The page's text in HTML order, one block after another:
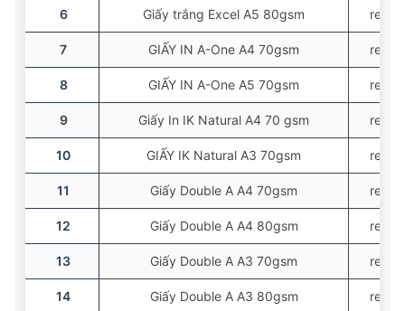
6 Giấy trắng Excel A5 80gsm ream
7 GIẤY IN A-One A4 70gsm ream
8 GIẤY IN A-One A5 70gsm ream
9 Giấy In IK Natural A4 70 gsm ream
10 GIẤY IK Natural A3 70gsm ream
11 Giấy Double A A4 70gsm ream
12 Giấy Double A A4 80gsm ream
13 Giấy Double A A3 70gsm ream
14 Giấy Double A A3 80gsm ream